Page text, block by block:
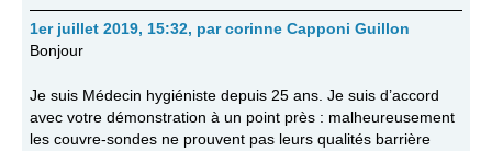
1er juillet 2019, 15:32, par corinne Capponi Guillon
Bonjour
Je suis Médecin hygiéniste depuis 25 ans. Je suis d’accord
avec votre démonstration à un point près : malheureusement
les couvre-sondes ne prouvent pas leurs qualités barrière